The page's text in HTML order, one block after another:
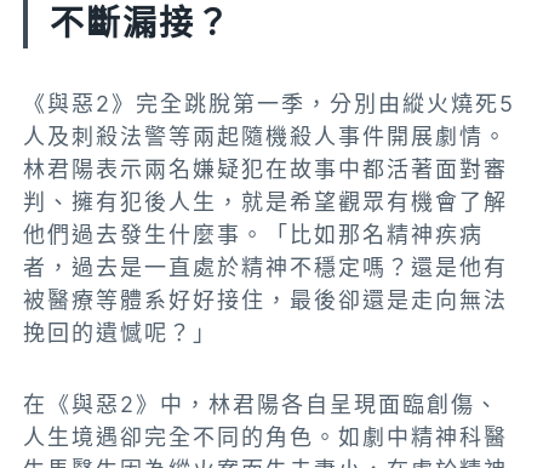
不斷漏接？
《與惡2》完全跳脫第一季，分別由縱火燒死5
人及刺殺法警等兩起隨機殺人事件開展劇情。
林君陽表示兩名嫌疑犯在故事中都活著面對審
判、擁有犯後人生，就是希望觀眾有機會了解
他們過去發生什麼事。「比如那名精神疾病
者，過去是一直處於精神不穩定嗎？還是他有
被醫療等體系好好接住，最後卻還是走向無法
挽回的遺憾呢？」
在《與惡2》中，林君陽各自呈現面臨創傷、
人生境遇卻完全不同的角色。如劇中精神科醫